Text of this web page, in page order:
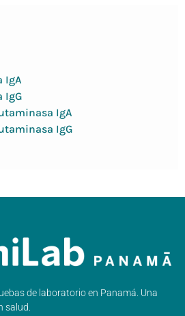
IgA
IgG
IgA
IgG
de laboratorio en Panamá. Una
salud.